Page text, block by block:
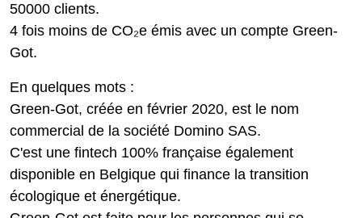
50000 clients.
4 fois moins de CO₂e émis avec un compte Green-
Got.
En quelques mots :
Green-Got, créée en février 2020, est le nom
commercial de la société Domino SAS.
C'est une fintech 100% française également
disponible en Belgique qui finance la transition
écologique et énergétique.